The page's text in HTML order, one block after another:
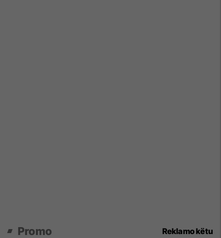
Promo Reklamo këtu